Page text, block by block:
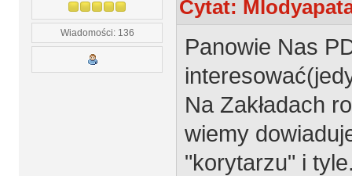
Wiadomości: 136
Cytat:
Panowie Nas
Na Zakładach
wiemy
"korytarzu" i